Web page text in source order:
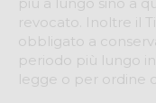
revocato. Inoltre il
obbligato a
periodo più lungo
legge o per ordine